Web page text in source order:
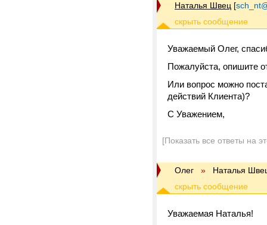
Наталья Швец [
Уважаемый Олег,
Пожалуйста, опишите
Или вопрос можно
действий Клиента)?
С Уважением,
[Показать все ответы на
Олег » Наталья
Уважаемая Наталья!